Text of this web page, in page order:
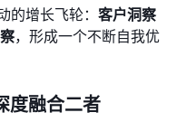
增长飞轮： 客户洞察
，形成一个不断自我优
度融合二者